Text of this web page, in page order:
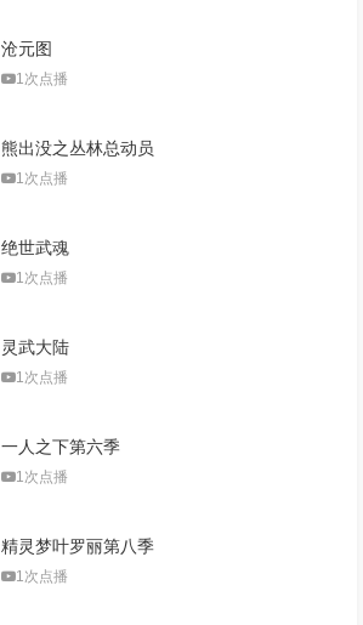
沧元图
1次点播
熊出没之丛林总动员
1次点播
绝世武魂
1次点播
灵武大陆
1次点播
一人之下第六季
1次点播
精灵梦叶罗丽第八季
1次点播